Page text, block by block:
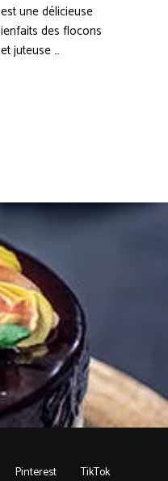
une délicieuse
des flocons
juteuse …
Pinterest TikTok